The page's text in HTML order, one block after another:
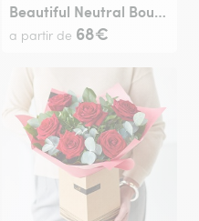
Beautiful Neutral Bouquet.
a partir de 68€